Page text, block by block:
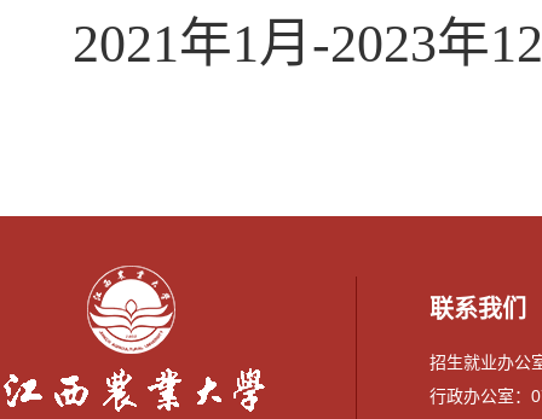
2021年1月-2023年
联系我们
招生就业办公
行政办公室：